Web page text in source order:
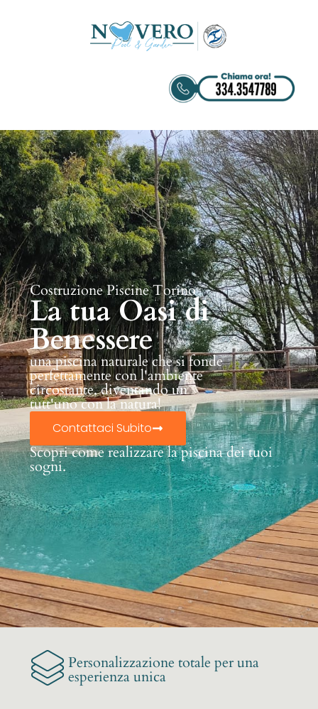
Costruzione Piscine Torino
La tua Oasi di
Benessere
una piscina naturale che si fonde
perfettamente con l'ambiente
circostante, diventando un
tutt'uno con la natura!
Contattaci Subito
Scopri come realizzare la piscina dei tuoi
sogni.
Personalizzazione totale per una
esperienza unica